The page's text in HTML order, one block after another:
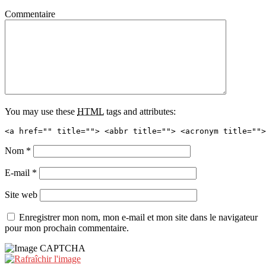
Commentaire
You may use these HTML tags and attributes:
<a href="" title=""> <abbr title=""> <acronym title="">
Nom *
E-mail *
Site web
Enregistrer mon nom, mon e-mail et mon site dans le navigateur
pour mon prochain commentaire.